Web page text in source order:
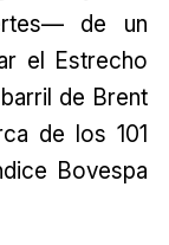
de un
el Estrecho
de Brent
de los 101
Bovespa